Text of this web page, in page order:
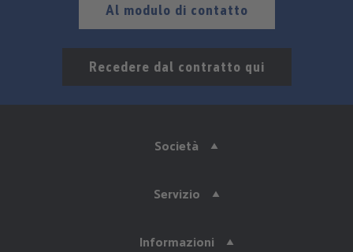
Al modulo di contatto
Recedere dal contratto qui
Società
Servizio
Informazioni